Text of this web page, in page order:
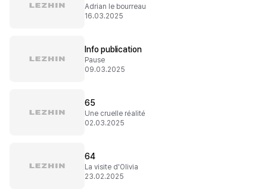
Adrian le bourreau
16.03.2025
Info publication
Pause
09.03.2025
65
Une cruelle réalité
02.03.2025
64
La visite d'Olivia
23.02.2025